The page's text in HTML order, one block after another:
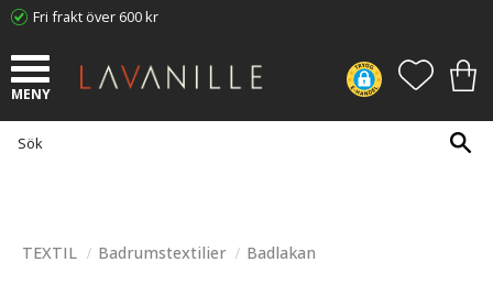
Fri frakt över 600 kr
TEXTIL Badrumstextilier Badlakan